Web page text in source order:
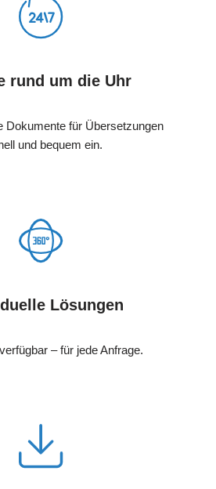
rund um die Uhr
Dokumente für Übersetzungen
und bequem ein.
Lösungen
– für jede Anfrage.